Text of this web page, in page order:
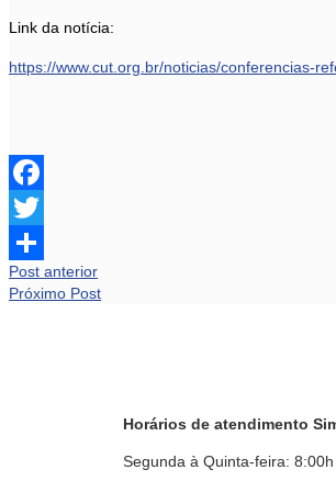
Link da notícia:
https://www.cut.org.br/noticias/conferencias-
Facebook
Twitter
Share
Post anterior
Próximo Post
Horários de atendimento
Segunda à Quinta-feira: